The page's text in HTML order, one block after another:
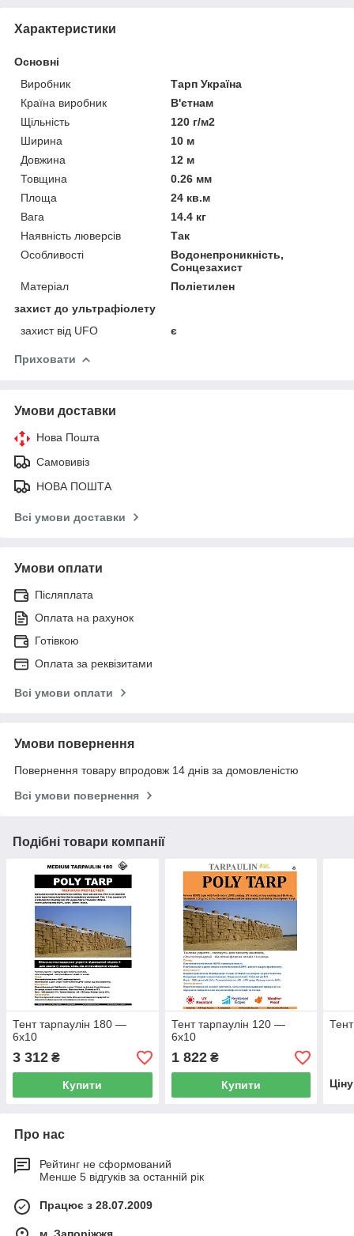
Характеристики
Основні
Виробник
Тарп Україна
Країна виробник
В'єтнам
Щільність
120 г/м2
Ширина
10 м
Довжина
12 м
Товщина
0.26 мм
Площа
24 кв.м
Вага
14.4 кг
Наявність люверсів
Так
Особливості
Водонепроникність,
Сонцезахист
Матеріал
Поліетилен
захист до ультрафіолету
захист від UFO
є
Приховати
Умови доставки
Нова Пошта
Самовивіз
НОВА ПОШТА
Всі умови доставки
Умови оплати
Післяплата
Оплата на рахунок
Готівкою
Оплата за реквізитами
Всі умови оплати
Умови повернення
Повернення товару впродовж 14 днів за домовленістю
Всі умови повернення
Подібні товари компанії
Тент тарпаулін 180 —
6х10
3 312 ₴
Купити
Тент тарпаулін 120 —
6х10
1 822₴
Купити
Про нас
Рейтинг не сформований
Менше 5 відгуків за останній рік
Працює з 28.07.2009